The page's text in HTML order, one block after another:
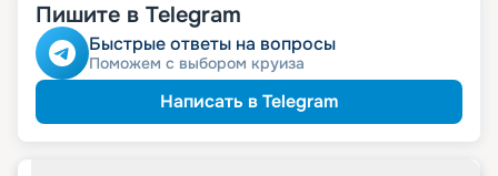
Пишите в Telegram
Быстрые ответы на вопросы
Поможем с выбором круиза
Написать в Telegram